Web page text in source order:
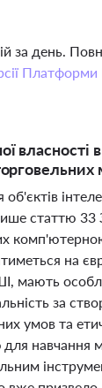
за день.
статтю
на
мають
за
умов та
навчання